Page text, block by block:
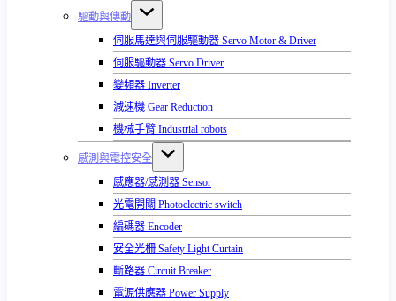
驅動與傳動
伺服馬達與伺服驅動器 Servo Motor & Driver
伺服驅動器 Servo Driver
變頻器 Inverter
減速機 Gear Reduction
機械手臂 Industrial robots
感測與電控安全
感應器/感測器 Sensor
光電開關 Photoelectric switch
編碼器 Encoder
安全光柵 Safety Light Curtain
斷路器 Circuit Breaker
電源供應器 Power Supply